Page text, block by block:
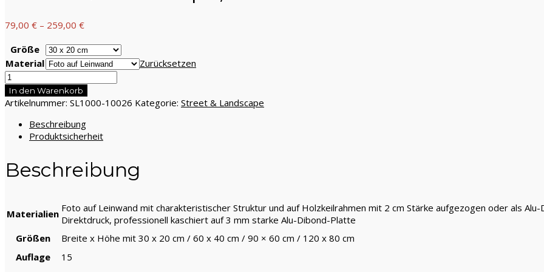
79,00 € – 259,00 €
Größe
Material
Zurücksetzen
Street
&
Landscape,
Menge
In den Warenkorb
Artikelnummer: SL1000-10026 Kategorie: Street & Landscape
Beschreibung
Produktsicherheit
Beschreibung
Materialien Foto auf Leinwand mit charakteristischer Struktur und auf Holzkeilrahmen mit 2 cm Stärke aufgezogen oder als Alu-
Direktdruck, professionell kaschiert auf 3 mm starke Alu-Dibond-Platte
Größen
Breite x Höhe mit 30 x 20 cm / 60 x 40 cm / 90 × 60 cm / 120 x 80 cm
Auflage
15